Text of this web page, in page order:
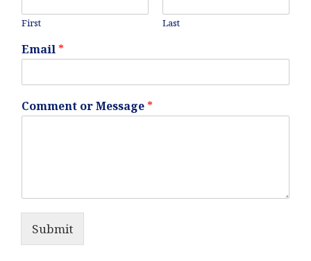
First Last
Email *
Comment or Message *
Submit